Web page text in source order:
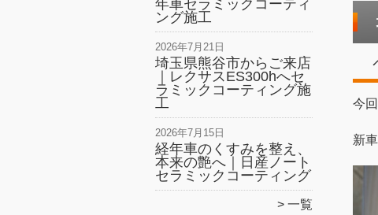
年車セラミックコーティ
ング施工
2026年7月21日
埼玉県熊谷市からご来店
｜レクサスES300hへセ
ラミックコーティング施
工
2026年7月15日
経年車のくすみを整え、
本来の艶へ｜日産ノート
セラミックコーティング
一覧
今
新